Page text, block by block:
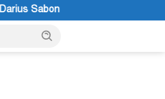
Memasuki Tahap